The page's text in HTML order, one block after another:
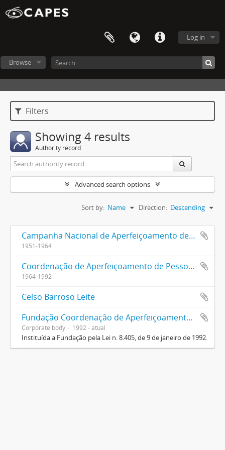
Log in
Browse
Filters
Showing 4 results
Authority record
Advanced search options
Sort by: Name Direction: Descending
Campanha Nacional de Aperfeiçoamento de Pessoal de Nível Superior (CAPES)
1951-1964
Coordenação de Aperfeiçoamento de Pessoal de Nível Superior (CAPES)
1964-1992
Celso Barroso Leite
Fundação Coordenação de Aperfeiçoamento de Pessoal de Nível Superior (CAPES)
Corporate body 1992 - atual
Instituída a Fundação pela Lei n. 8.405, de 9 de janeiro de 1992.